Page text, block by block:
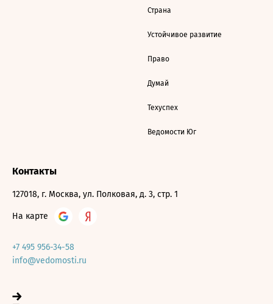
Страна
Устойчивое развитие
Право
Думай
Техуспех
Ведомости Юг
Контакты
127018, г. Москва, ул. Полковая, д. 3, стр. 1
На карте
+7 495 956-34-58
info@vedomosti.ru